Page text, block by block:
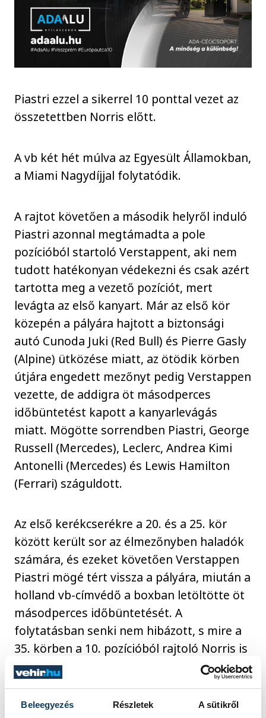
Beleegyezés Részletek A sütikről
Piastri ezzel a sikerrel 10 ponttal vezet az
összetettben Norris előtt.
A vb két hét múlva az Egyesült Államokban,
a Miami Nagydíjjal folytatódik.
A rajtot követően a második helyről induló
Piastri azonnal megtámadta a pole
pozícióból startoló Verstappent, aki nem
tudott hatékonyan védekezni és csak azért
tartotta meg a vezető pozíciót, mert
levágta az első kanyart. Már az első kör
közepén a pályára hajtott a biztonsági
autó Cunoda Juki (Red Bull) és Pierre Gasly
(Alpine) ütközése miatt, az ötödik körben
útjára engedett mezőnyt pedig Verstappen
vezette, de addigra öt másodperces
időbüntetést kapott a kanyarlevágás
miatt. Mögötte sorrendben Piastri, George
Russell (Mercedes), Leclerc, Andrea Kimi
Antonelli (Mercedes) és Lewis Hamilton
(Ferrari) száguldott.
Az első kerékcserékre a 20. és a 25. kör
között került sor az élmezőnyben haladók
számára, és ezeket követően Verstappen
Piastri mögé tért vissza a pályára, miután a
holland vb-címvédő a boxban letöltötte öt
másodperces időbüntetését. A
folytatásban senki nem hibázott, s mire a
35. körben a 10. pozícióból rajtoló Norris is
letudta az egyetlen kerékcseréjét - amely
után ötödikként tért vissza a pályára -, az
élen Piastri, Verstappen, Russell volt a